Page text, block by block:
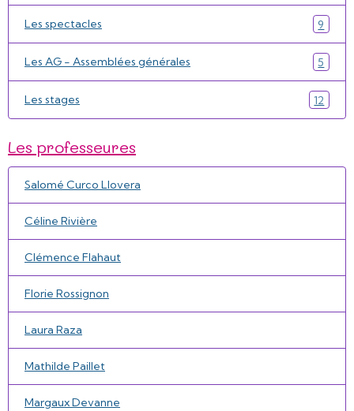
Les spectacles 9
Les AG - Assemblées générales 5
Les stages 12
Les professeures
Salomé Curco Llovera
Céline Rivière
Clémence Flahaut
Florie Rossignon
Laura Raza
Mathilde Paillet
Margaux Devanne